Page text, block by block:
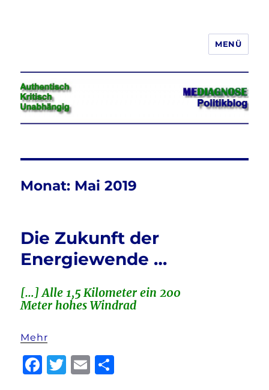
Jeder hat das Recht, seine
Meinung in Wort, Schrift und Bild
frei zu äußern und zu verbreiten
MENÜ
Monat: Mai 2019
Die Zukunft der
Energiewende …
[…] Alle 1,5 Kilometer ein 200
Meter hohes Windrad
Mehr
F
T
E